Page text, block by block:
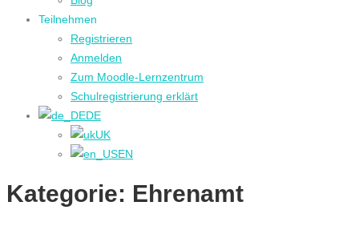
Teilnehmen
Registrieren
Anmelden
Zum Moodle-Lernzentrum
Schulregistrierung erklärt
DE
UK
EN
Kategorie: Ehrenamt